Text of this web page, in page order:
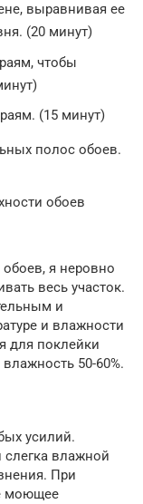
выравнивая ее
(20 минут)
чтобы
(15 минут)
полос обоев.
обоев
я неровно
весь участок.
и
и влажности
для поклейки
50-60%.
усилий.
слегка влажной
При
моющее